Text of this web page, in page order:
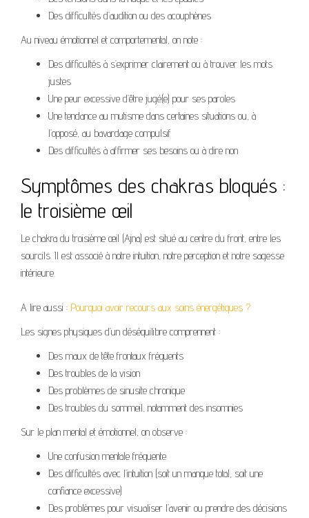
Des difficultés d’audition ou des acouphènes
Au niveau émotionnel et comportemental, on note :
Des difficultés à s’exprimer clairement ou à trouver les mots
justes
Une peur excessive d’être jugé(e) pour ses paroles
Une tendance au mutisme dans certaines situations ou, à
l’opposé, au bavardage compulsif
Des difficultés à affirmer ses besoins ou à dire non
Symptômes des chakras bloqués :
le troisième œil
Le chakra du troisième œil (Ajna) est situé au centre du front, entre les
sourcils. Il est associé à notre intuition, notre perception et notre sagesse
intérieure.
A lire aussi : Pourquoi avoir recours aux soins énergétiques ?
Les signes physiques d’un déséquilibre comprennent :
Des maux de tête frontaux fréquents
Des troubles de la vision
Des problèmes de sinusite chronique
Des troubles du sommeil, notamment des insomnies
Sur le plan mental et émotionnel, on observe :
Une confusion mentale fréquente
Des difficultés avec l’intuition (soit un manque total, soit une
confiance excessive)
Des problèmes pour visualiser l’avenir ou prendre des décisions